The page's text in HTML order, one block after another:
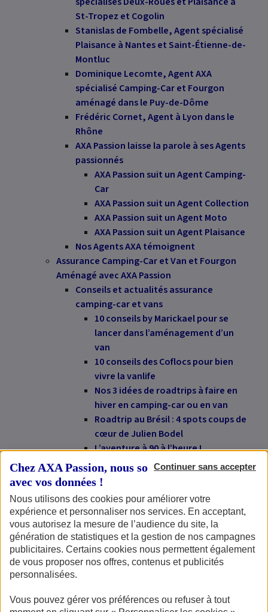
Continuer sans accepter
Chez AXA Passion, nous sommes transparents
avec vos données !
Nous utilisons des cookies pour améliorer votre
expérience et personnaliser nos services. En acceptant,
vous autorisez la mesure de l’audience du site, la
génération de statistiques et la gestion de nos campagnes
publicitaires. Certains cookies nous permettent également
de vous proposer nos offres, contenus et publicités
personnalisées.
Vous pouvez gérer vos préférences ou refuser à tout
St-Tropez et Cogolin
Stanislas de Fombelle, Agent spécialisé
Plaisance à Nantes et Saint-Étienne-de-
Montluc
Dominique Lecomte, Agent AXA
spécialisé Camping-Car et Fourgon
aménagé dans le Puy-de-Dôme
Frédéric Cornet, Agent à Lyon dans le
Rhône
AXA Passion laisse la parole à ses Agents
passionnés
AXA Passion suit un Agent Camping-
Car
AXA Passion suit un Agent Collection
AXA Passion suit un Agent Moto
AXA Passion suit un Agent Plaisance
Nos Agents AXA témoignent
Assurance Camping-Car et Van et Fourgon
Aménagé avec AXA Passion
Conseils et actualités assurance
camping-car et vans
10 conseilsbyMarickael pour se
lancer dans l’aménagement d’un
van
10 conseils des Coflocs pour bien
vivre lavanlife
Nos 3 idées de roadtripsà faire en
hiver en camping-car ou envan
Roadtrip au Brésil : 4 spots coups de
cœur de Julien Bodel
L’aventure à 90 à l’heure !
À la découverte dugamping, ou l’art
de camper chez l’habitant
Brun d’Elle, un voyage culinaire en
van
Un véhicule de loisirs à son image :
astuces et idées déco
Le camping-car en hiver : conduite,
équipements et astuces !
CaraMaps Premium aux membres du
Club AXA Passion